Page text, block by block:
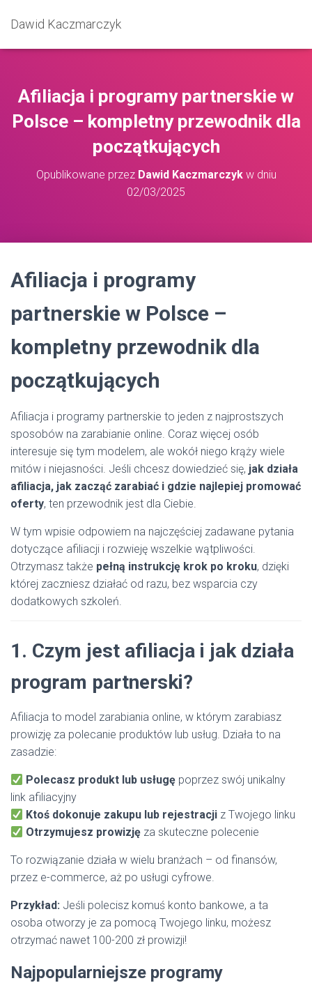
Dawid Kaczmarczyk
Afiliacja i programy partnerskie w
Polsce – kompletny przewodnik dla
początkujących
Opublikowane przez Dawid Kaczmarczykw dniu
02/03/2025
Afiliacja i programy
partnerskie w Polsce –
kompletny przewodnik dla
początkujących
Afiliacja i programy partnerskie to jeden z najprostszych
sposobów na zarabianie online. Coraz więcej osób
interesuje się tym modelem, ale wokół niego krąży wiele
mitów i niejasności. Jeśli chcesz dowiedzieć się, jak działa
afiliacja, jak zacząć zarabiać i gdzie najlepiej promować
oferty, ten przewodnik jest dla Ciebie.
W tym wpisie odpowiem na najczęściej zadawane pytania
dotyczące afiliacji i rozwieję wszelkie wątpliwości.
Otrzymasz także pełną instrukcję krok po kroku, dzięki
której zaczniesz działać od razu, bez wsparcia czy
dodatkowych szkoleń.
1. Czym jest afiliacja i jak działa
program partnerski?
Afiliacja to model zarabiania online, w którym zarabiasz
prowizję za polecanie produktów lub usług. Działa to na
zasadzie:
Polecasz produkt lub usługę poprzez swój unikalny
link afiliacyjny
Ktoś dokonuje zakupu lub rejestracji z Twojego linku
Otrzymujesz prowizję za skuteczne polecenie
To rozwiązanie działa w wielu branżach – od finansów,
przez e-commerce, aż po usługi cyfrowe.
Przykład: Jeśli polecisz komuś konto bankowe, a ta
osoba otworzy je za pomocą Twojego linku, możesz
otrzymać nawet 100-200 zł prowizji!
Najpopularniejsze programy